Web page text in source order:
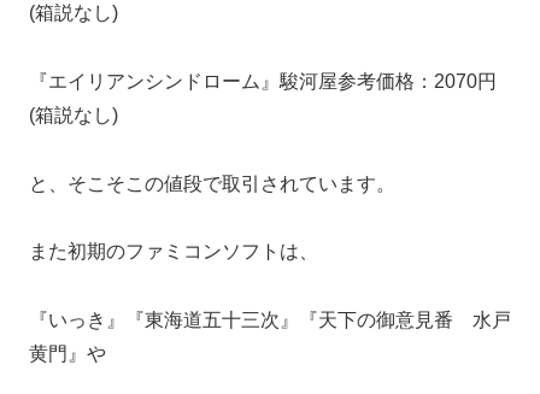
(箱説なし)
『エイリアンシンドローム』駿河屋参考価格：2070円
(箱説なし)
と、そこそこの値段で取引されています。
また初期のファミコンソフトは、
『いっき 』『東海道五十三次』『天下の御意見番 水戸
黄門』や